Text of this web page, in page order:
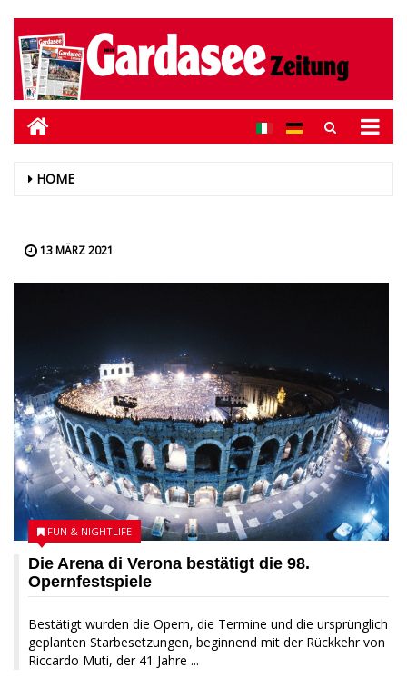
HOME
13 MÄRZ 2021
Die Arena di Verona bestätigt die 98.
Opernfestspiele
Bestätigt wurden die Opern, die Termine und die ursprünglich
geplanten Starbesetzungen, beginnend mit der Rückkehr von
Riccardo Muti, der 41 Jahre ...
FUN & NIGHTLIFE